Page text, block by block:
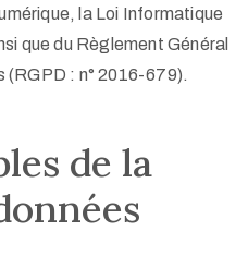
la Loi Informatique
que du Règlement Général
(RGPD : n° 2016-679).
de la